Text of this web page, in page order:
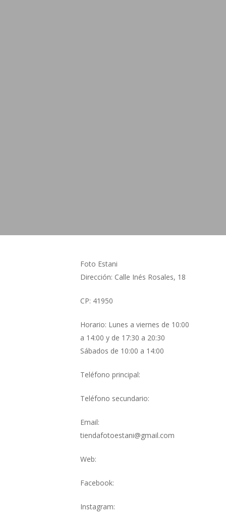
Foto Estani
Dirección: Calle Inés Rosales, 18
CP: 41950
Horario: Lunes a viernes de 10:00
a 14:00 y de 17:30 a 20:30
Sábados de 10:00 a 14:00
Teléfono principal:
Teléfono secundario:
Email:
tiendafotoestani@gmail.com
Web:
Facebook:
Instagram: